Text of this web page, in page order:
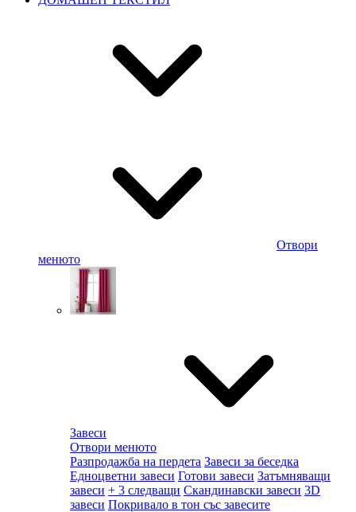
Отвори
менюто
Завеси
Отвори менюто
Разпродажба на пердета Завеси за беседка
Едноцветни завеси Готови завеси Затъмняващи
завеси + 3 следващи Скандинавски завеси 3D
завеси Покривало в тон със завесите